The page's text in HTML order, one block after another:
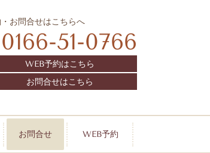
・お問合せはこちらへ
0166-51-0766
WEB予約はこちら
お問合せはこちら
お問合せ WEB予約